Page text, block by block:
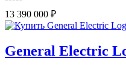
0
out
of
13 390 000 ₽
General Electric